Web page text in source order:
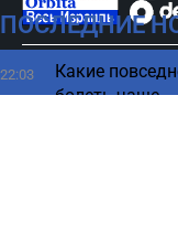
ПОСЛЕДНИЕ
22:03
Какие
болеть чаще
сursorinfo.co.il ©